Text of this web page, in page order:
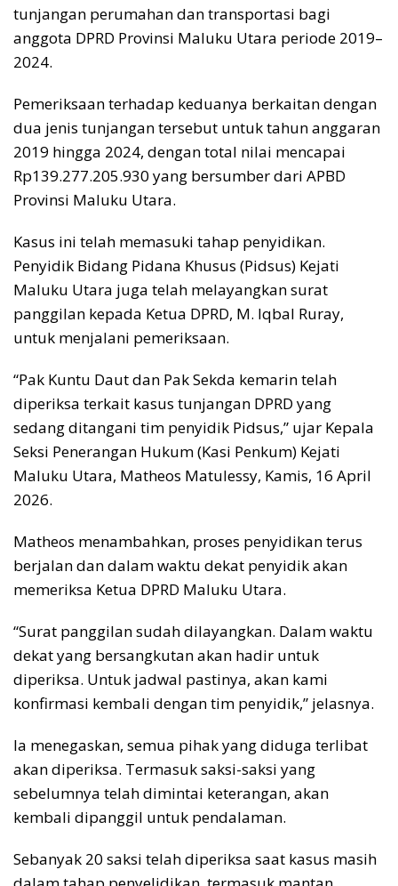
tunjangan perumahan dan transportasi bagi
anggota DPRD Provinsi Maluku Utara periode 2019–
2024.
Pemeriksaan terhadap keduanya berkaitan dengan
dua jenis tunjangan tersebut untuk tahun anggaran
2019 hingga 2024, dengan total nilai mencapai
Rp139.277.205.930 yang bersumber dari APBD
Provinsi Maluku Utara.
Kasus ini telah memasuki tahap penyidikan.
Penyidik Bidang Pidana Khusus (Pidsus) Kejati
Maluku Utara juga telah melayangkan surat
panggilan kepada Ketua DPRD, M. Iqbal Ruray,
untuk menjalani pemeriksaan.
“Pak Kuntu Daut dan Pak Sekda kemarin telah
diperiksa terkait kasus tunjangan DPRD yang
sedang ditangani tim penyidik Pidsus,” ujar Kepala
Seksi Penerangan Hukum (Kasi Penkum) Kejati
Maluku Utara, Matheos Matulessy, Kamis, 16 April
2026.
Matheos menambahkan, proses penyidikan terus
berjalan dan dalam waktu dekat penyidik akan
memeriksa Ketua DPRD Maluku Utara.
“Surat panggilan sudah dilayangkan. Dalam waktu
dekat yang bersangkutan akan hadir untuk
diperiksa. Untuk jadwal pastinya, akan kami
konfirmasi kembali dengan tim penyidik,” jelasnya.
Ia menegaskan, semua pihak yang diduga terlibat
akan diperiksa. Termasuk saksi-saksi yang
sebelumnya telah dimintai keterangan, akan
kembali dipanggil untuk pendalaman.
Sebanyak 20 saksi telah diperiksa saat kasus masih